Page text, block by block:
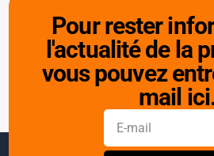
Pour rester
l'actualité de la
vous pouvez
mail